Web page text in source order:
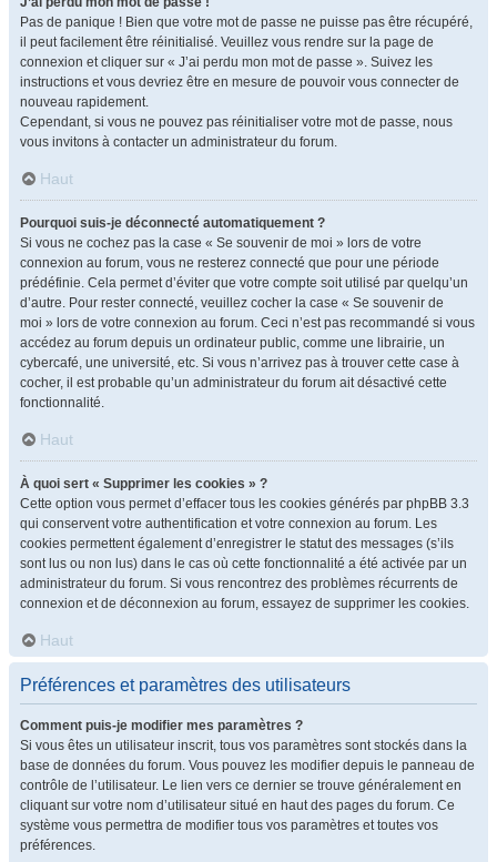
Pas de panique ! Bien que votre mot de passe ne puisse pas être récupéré,
il peut facilement être réinitialisé. Veuillez vous rendre sur la page de
connexion et cliquer sur « J’ai perdu mon mot de passe ». Suivez les
instructions et vous devriez être en mesure de pouvoir vous connecter de
nouveau rapidement.
Cependant, si vous ne pouvez pas réinitialiser votre mot de passe, nous
vous invitons à contacter un administrateur du forum.
Haut
Pourquoi suis-je déconnecté automatiquement ?
Si vous ne cochez pas la case « Se souvenir de moi » lors de votre
connexion au forum, vous ne resterez connecté que pour une période
prédéfinie. Cela permet d’éviter que votre compte soit utilisé par quelqu’un
d’autre. Pour rester connecté, veuillez cocher la case « Se souvenir de
moi » lors de votre connexion au forum. Ceci n’est pas recommandé si vous
accédez au forum depuis un ordinateur public, comme une librairie, un
cybercafé, une université, etc. Si vous n’arrivez pas à trouver cette case à
cocher, il est probable qu’un administrateur du forum ait désactivé cette
fonctionnalité.
Haut
À quoi sert « Supprimer les cookies » ?
Cette option vous permet d’effacer tous les cookies générés par phpBB 3.3
qui conservent votre authentification et votre connexion au forum. Les
cookies permettent également d’enregistrer le statut des messages (s’ils
sont lus ou non lus) dans le cas où cette fonctionnalité a été activée par un
administrateur du forum. Si vous rencontrez des problèmes récurrents de
connexion et de déconnexion au forum, essayez de supprimer les cookies.
Haut
Préférences et paramètres des utilisateurs
Comment puis-je modifier mes paramètres ?
Si vous êtes un utilisateur inscrit, tous vos paramètres sont stockés dans la
base de données du forum. Vous pouvez les modifier depuis le panneau de
contrôle de l’utilisateur. Le lien vers ce dernier se trouve généralement en
cliquant sur votre nom d’utilisateur situé en haut des pages du forum. Ce
système vous permettra de modifier tous vos paramètres et toutes vos
préférences.